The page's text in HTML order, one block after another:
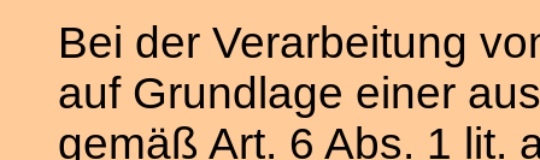
Bei der Verarbeitung
auf Grundlage einer
gemäß Art. 6 Abs. 1 lit.